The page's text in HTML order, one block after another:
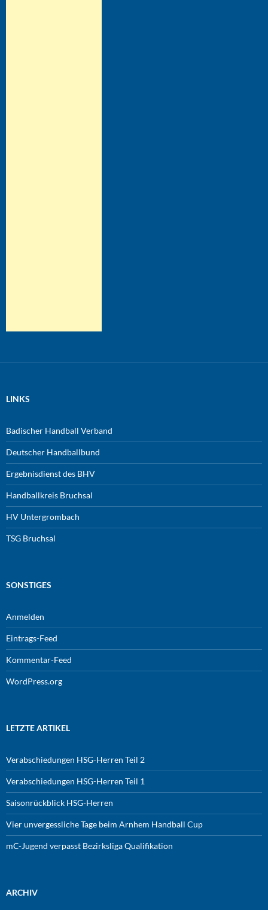
LINKS
Badischer Handball Verband
Deutscher Handballbund
Ergebnisdienst des BHV
Handballkreis Bruchsal
HV Untergrombach
TSG Bruchsal
SONSTIGES
Anmelden
Eintrags-Feed
Kommentar-Feed
WordPress.org
LETZTE ARTIKEL
Verabschiedungen HSG-Herren Teil 2
Verabschiedungen HSG-Herren Teil 1
Saisonrückblick HSG-Herren
Vier unvergessliche Tage beim Arnhem Handball Cup
mC-Jugend verpasst Bezirksliga Qualifikation
ARCHIV